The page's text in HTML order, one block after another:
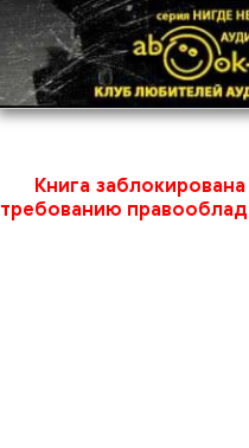
Книга
требованию